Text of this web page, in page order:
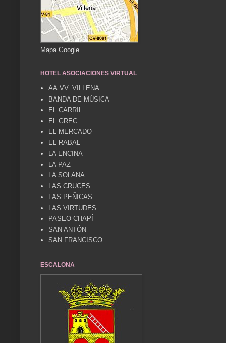
Mapa Google
HOTEL ASOCIACIONES VIRTUAL
AA.VV. VILLENA
BANDA DE MÚSICA
EL CARRIL
EL GREC
EL MERCADO
EL RABAL
LA ENCINA
LA PAZ
LA SOLANA
LAS CRUCES
LAS PEÑICAS
LAS VIRTUDES
PASEO CHAPÍ
SAN ANTÓN
SAN FRANCISCO
ESCALONA